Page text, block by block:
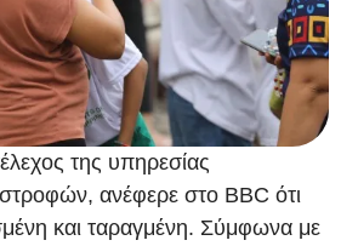
της υπηρεσίας
ανέφερε στο BBC ότι
και ταραγμένη. Σύμφωνα με